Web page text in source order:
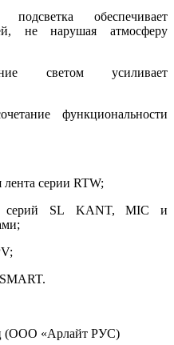
обеспечивает
не нарушая атмосферу
светом усиливает
функциональности
лента серии RTW;
серий SL KANT, MIC и
(ООО «Арлайт РУС)